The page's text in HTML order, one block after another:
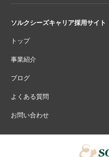
ソルクシーズキャリア採用サイト
トップ
事業紹介
ブログ
よくある質問
お問い合わせ